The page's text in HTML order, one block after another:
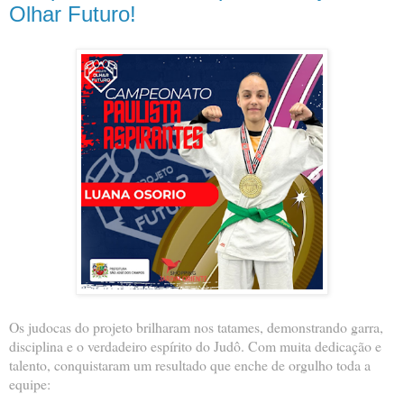
Olhar Futuro!
Os judocas do projeto brilharam nos tatames, demonstrando garra,
disciplina e o verdadeiro espírito do Judô. Com muita dedicação e
talento, conquistaram um resultado que enche de orgulho toda a
equipe: